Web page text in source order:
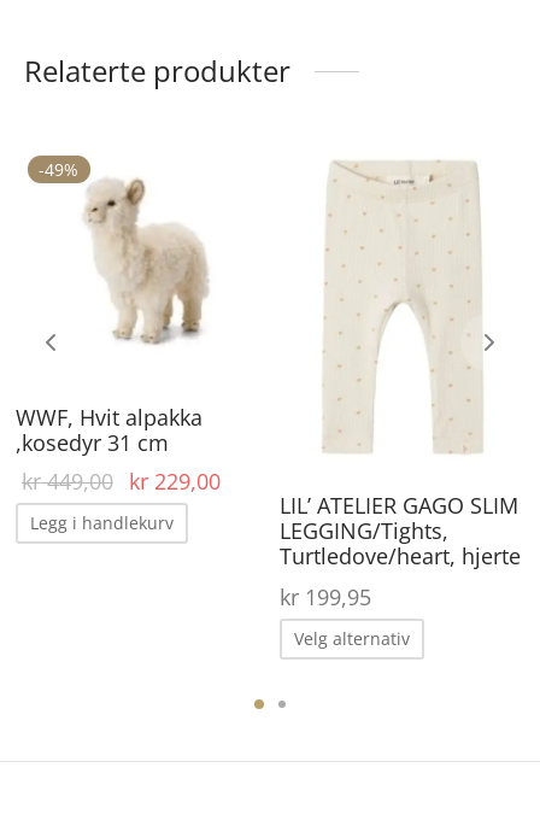
Relaterte produkter
-49%
WWF, Hvit alpakka
,kosedyr 31 cm
kr449,00
Opprinnelig
pris var:
kr 449,00.
kr229,00
pris er:
kr 229,00.
Legg i handlekurv
LIL’ ATELIER GAGO SLIM
LEGGING/Tights,
Turtledove/heart, hjerte
kr199,95
Velg alternativ
Dette
produktet